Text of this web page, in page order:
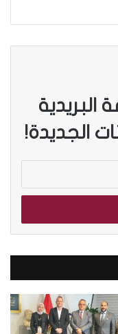
البريدية
الجديدة!